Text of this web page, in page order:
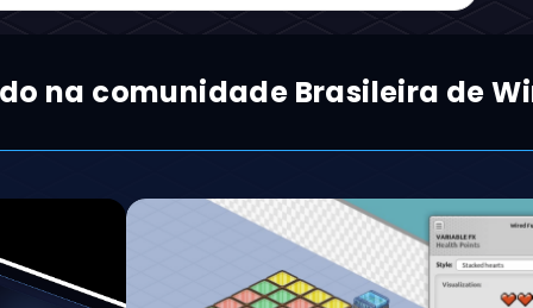
na comunidade Brasileira de